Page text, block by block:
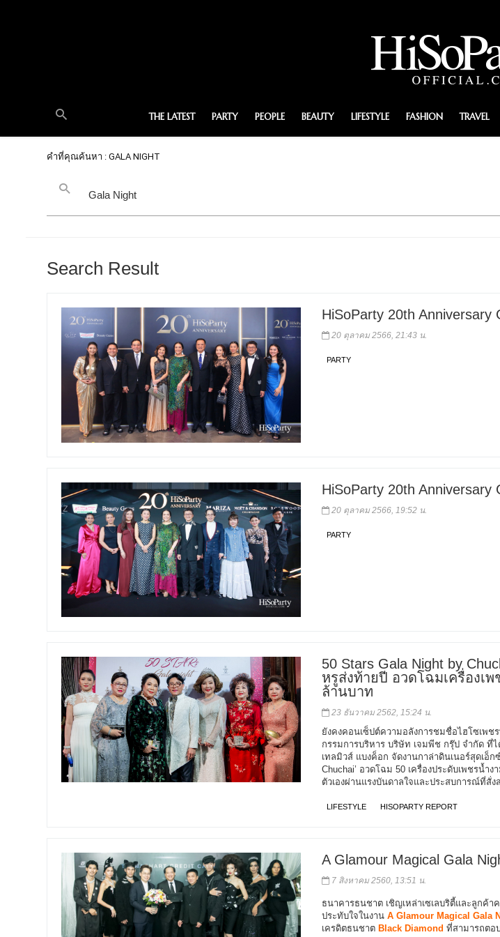
THE LATEST PARTY PEOPLE BEAUTY LIFESTYLE FASHION TRAVEL
คำที่คุณค้นหา : GALA NIGHT
Search Result
HiSoParty 20th Anniversary
20 ตุลาคม 2566, 21:43 น.
PARTY
HiSoParty 20th Anniversary
20 ตุลาคม 2566, 19:52 น.
PARTY
50 Stars Gala Night by
หรูส่งท้ายปี อวดโฉมเครื่องเ
ล้านบาท
23 ธันวาคม 2562, 15:24 น.
ยังคงคอนเซ็ปต์ความอลังการชมชื่อไฮโซเพ
กรรมการบริหาร บริษัท เจมพีช กรุ๊ป จำกัด ที่ไ
เทลมิวส์ แบงค็อก จัดงานกาล่าดินเนอร์สุดเอ็
Chuchai’ อวดโฉม 50 เครื่องประดับเพชรน้ำ
ตัวเองผ่านแรงบันดาลใจและประสบการณ์ที่สั่
LIFESTYLE HISOPARTY REPORT
A Glamour Magical Gala
7 สิงหาคม 2560, 13:51 น.
ธนาคารธนชาต เชิญเหล่าเซเลบริตี้และลูกค้
ประทับใจในงานA Glamour Magical Gala
เครดิตธนชาต Black Diamond ที่สามารถตอ